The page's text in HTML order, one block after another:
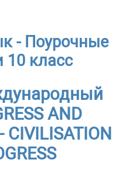
- Поурочные
10 класс
AND
CIVILISATION